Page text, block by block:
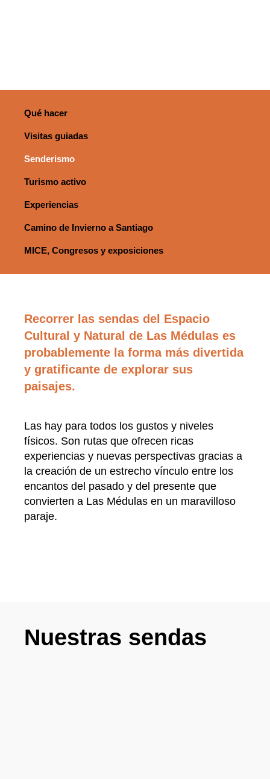
Qué hacer
Visitas guiadas
Senderismo
Turismo activo
Experiencias
Camino de Invierno a Santiago
MICE, Congresos y exposiciones
Recorrer las sendas del Espacio
Cultural y Natural de Las Médulas es
probablemente la forma más divertida
y gratificante de explorar sus
paisajes.
Las hay para todos los gustos y niveles
físicos. Son rutas que ofrecen ricas
experiencias y nuevas perspectivas gracias a
la creación de un estrecho vínculo entre los
encantos del pasado y del presente que
convierten a Las Médulas en un maravilloso
paraje.
Nuestras sendas